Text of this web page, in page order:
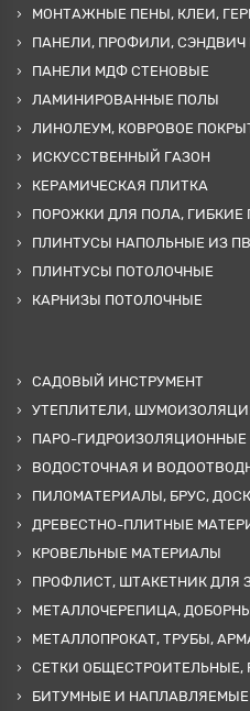
МОНТАЖНЫЕ ПЕНЫ, КЛЕИ,
ПАНЕЛИ, ПРОФИЛИ, СЭНДВИЧ
ПАНЕЛИ МДФ СТЕНОВЫЕ
ЛАМИНИРОВАННЫЕ ПОЛЫ
ЛИНОЛЕУМ, КОВРОВОЕ
ИСКУССТВЕННЫЙ ГАЗОН
КЕРАМИЧЕСКАЯ ПЛИТКА
ПОРОЖКИ ДЛЯ ПОЛА, ГИБКИЕ
ПЛИНТУСЫ НАПОЛЬНЫЕ ИЗ
ПЛИНТУСЫ ПОТОЛОЧНЫЕ
КАРНИЗЫ ПОТОЛОЧНЫЕ
САДОВЫЙ ИНСТРУМЕНТ
УТЕПЛИТЕЛИ,
ПАРО-ГИДРОИЗОЛЯЦИОННЫЕ
ВОДОСТОЧНАЯ И
ПИЛОМАТЕРИАЛЫ, БРУС,
ДРЕВЕСТНО-ПЛИТНЫЕ
КРОВЕЛЬНЫЕ МАТЕРИАЛЫ
ПРОФЛИСТ, ШТАКЕТНИК ДЛЯ
МЕТАЛЛОЧЕРЕПИЦА,
МЕТАЛЛОПРОКАТ, ТРУБЫ,
СЕТКИ ОБЩЕСТРОИТЕЛЬНЫЕ,
БИТУМНЫЕ И